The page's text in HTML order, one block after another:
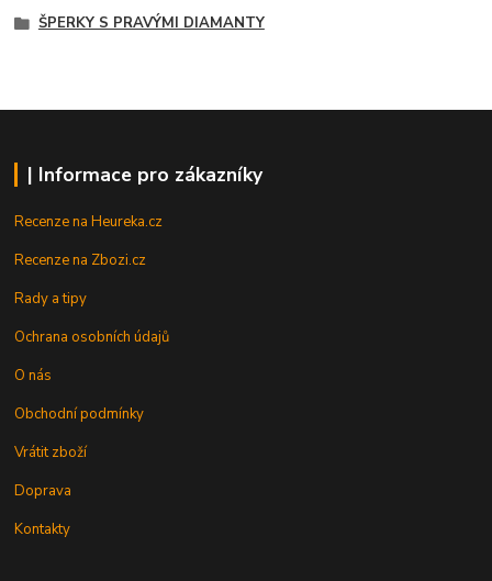
ŠPERKY S PRAVÝMI DIAMANTY
| Informace pro zákazníky
Recenze na Heureka.cz
Recenze na Zbozi.cz
Rady a tipy
Ochrana osobních údajů
O nás
Obchodní podmínky
Vrátit zboží
Doprava
Kontakty